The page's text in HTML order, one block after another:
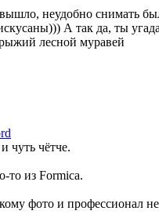
неудобно снимать
А так да, ты
лесной муравей
чуть чётче.
то из Formica.
фото и профессионал